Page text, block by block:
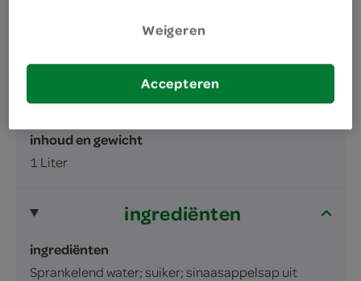
Bevat een bron van fenylalanine.
inhoud en gewicht
1 Liter
ingrediënten
ingrediënten
Sprankelend water; suiker; sinaasappelsap uit
Weigeren
Accepteren